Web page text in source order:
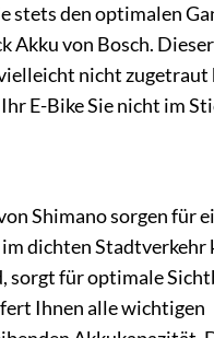
stets den optimalen
Akku von Bosch.
nicht zugetraut
E-Bike Sie nicht im
Shimano sorgen für
dichten Stadtverkehr
sorgt für optimale
Ihnen alle wichtigen